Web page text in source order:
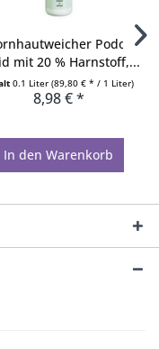
Podo-
mit 20 % Harnstoff,...
0.1 Liter (89,80 € * / 1 Liter)
8,98 € *
In den Warenkorb